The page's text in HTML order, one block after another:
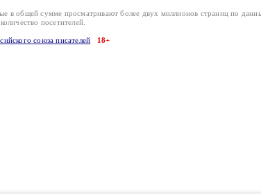
в общей сумме просматривают более двух миллионов страниц по
посетителей.
союза писателей 18+